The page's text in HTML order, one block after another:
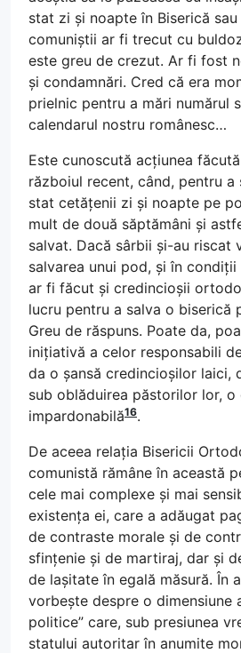
stat zi și noapte în Biserică
comuniștii ar fi trecut cu
este greu de crezut. Ar fi fost
și condamnări. Cred că era
prielnic pentru a mări numărul
calendarul nostru românesc…
Este cunoscută acțiunea
războiul recent, când, pentru a
stat cetățenii zi și noapte pe
mult de două săptămâni și
salvat. Dacă sârbii și-au riscat
salvarea unui pod, și în
ar fi făcut și credincioșii
lucru pentru a salva o biserică
Greu de răspuns. Poate da,
inițiativă a celor responsabili
da o șansă credincioșilor laici,
sub oblăduirea păstorilor lor, o
impardonabilă16.
De aceea relația Bisericii
comunistă rămâne în această
cele mai complexe și mai
existența ei, care a adăugat
de contraste morale și de
sfințenie și de martiraj, dar și
de lașitate în egală măsură. În
vorbește despre o dimensiune
politice” care, sub presiunea
statului autoritar în anumite